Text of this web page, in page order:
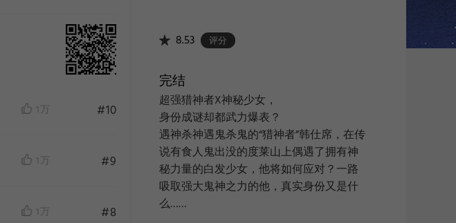
1万 #10
1万 #9
1万 #8
8.53 评分
完结
超强猎神者X神秘少女，
身份成谜却都武力爆表？
​遇神杀神遇鬼杀鬼的“猎神者”韩仕席，在传
说有食人鬼出没的度莱山上偶遇了拥有神
秘力量的白发少女，他将如何应对？一路
吸取强大鬼神之力的他，真实身份又是什
么……